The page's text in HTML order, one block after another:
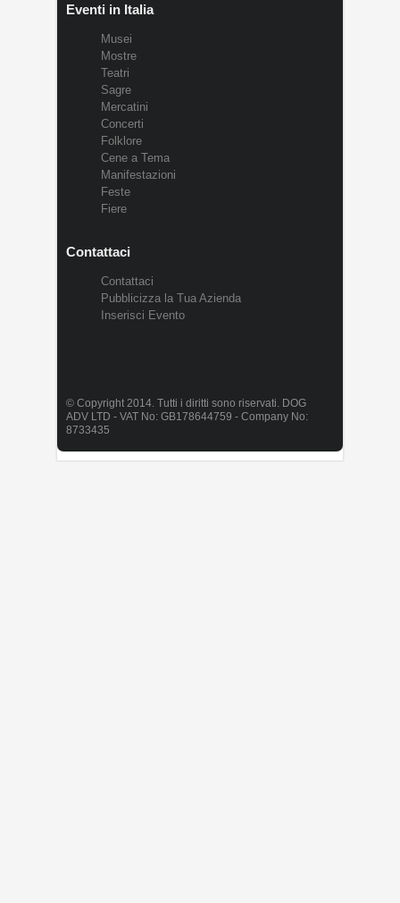
Eventi in Italia
Musei
Mostre
Teatri
Sagre
Mercatini
Concerti
Folklore
Cene a Tema
Manifestazioni
Feste
Fiere
Contattaci
Contattaci
Pubblicizza la Tua Azienda
Inserisci Evento
© Copyright 2014. Tutti i diritti sono riservati. DOG
ADV LTD - VAT No: GB178644759 - Company No:
8733435